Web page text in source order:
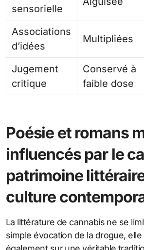
sensorielle
Associations
d’idées
Multipliées
Jugement
critique
Conservé à
faible dose
Poésie et romans
influencés par le
patrimoine
culture
La littérature de cannabis ne se
simple évocation de la drogue,